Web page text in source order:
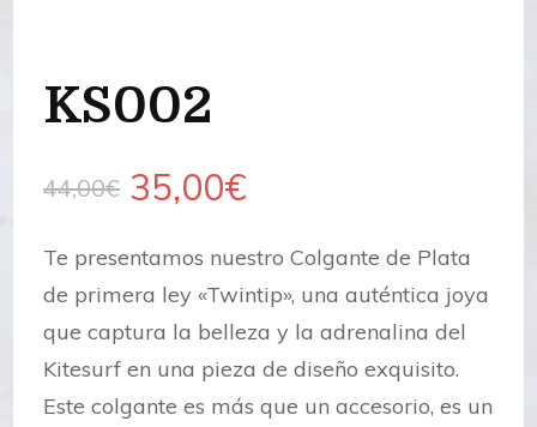
KS002
44,00€ El
precio
original
era:
44,00€.
35,00€
precio
actual
es:
35,00€.
Te presentamos nuestro Colgante de Plata
de primera ley «Twintip», una auténtica joya
que captura la belleza y la adrenalina del
Kitesurf en una pieza de diseño exquisito.
Este colgante es más que un accesorio, es un